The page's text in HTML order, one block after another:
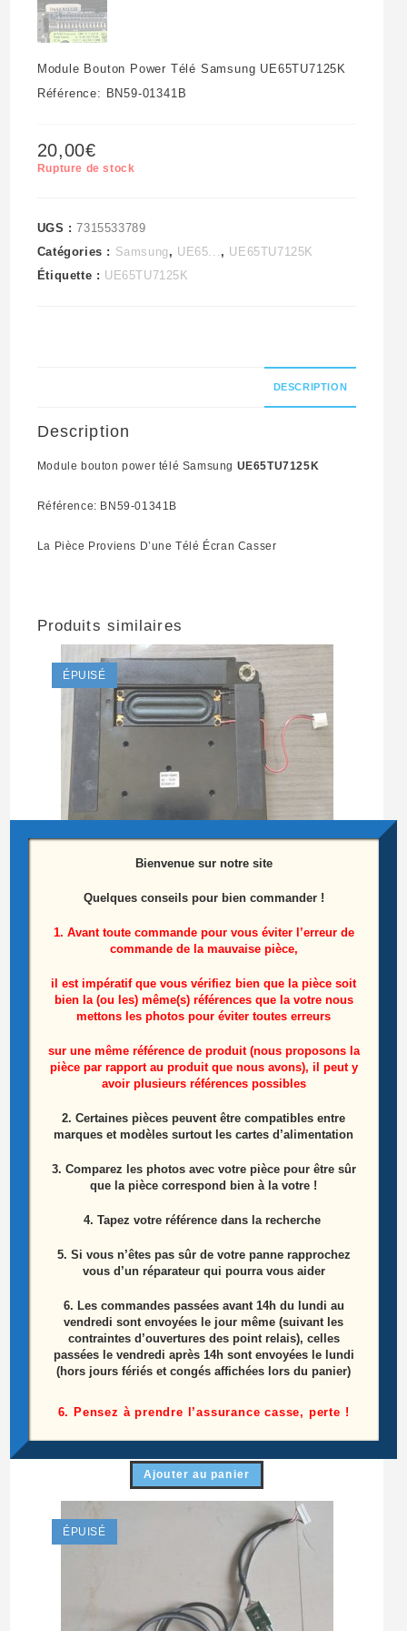
Module Bouton Power Télé Samsung UE65TU7125K
Référence: BN59-01341B
20,00€
Rupture de stock
UGS :7315533789
Catégories : Samsung, UE65... , UE65TU7125K
Étiquette : UE65TU7125K
DESCRIPTION
Description
Module bouton power télé Samsung UE65TU7125K
Référence: BN59-01341B
La Pièce Proviens D’une Télé Écran Casser
Produits similaires
ÉPUISÉ
Haut parleurs central référence: BN96-12944C
25,00€
Lire la suite
Module Boutons De Commandes Télé Samsung
20,00€
Ajouter au panier
ÉPUISÉ
Bienvenue sur notre site
Quelques conseils pour bien commander !
1. Avant toute commande pour vous éviter l’erreur de
commande de la mauvaise pièce,
il est impératif que vous vérifiez bien que la pièce soit
bien la (ou les) même(s) références que la votre nous
mettons les photos pour éviter toutes erreurs
sur une même référence de produit (nous proposons la
pièce par rapport au produit que nous avons), il peut y
avoir plusieurs références possibles
2. Certaines pièces peuvent être compatibles entre
marques et modèles surtout les cartes d’alimentation
3. Comparez les photos avec votre pièce pour être sûr
que la pièce correspond bien à la votre !
4. Tapez votre référence dans la recherche
5. Si vous n’êtes pas sûr de votre panne rapprochez
vous d’un réparateur qui pourra vous aider
6. Les commandes passées avant 14h du lundi au
vendredi sont envoyées le jour même (suivant les
contraintes d’ouvertures des point relais), celles
passées le vendredi après 14h sont envoyées le lundi
(hors jours fériés et congés affichées lors du panier)
6. Pensez à prendre l’assurance casse, perte !